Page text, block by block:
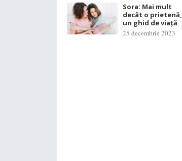
Sora: Mai mult
decât o prietenă,
un ghid de viață
25 decembrie 2023